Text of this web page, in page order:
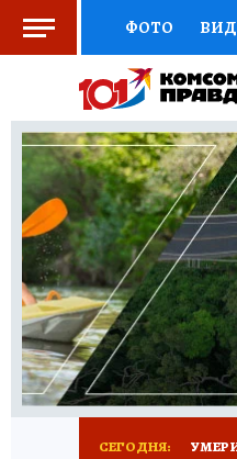
ФОТО
ВЫБОР
КНИЖНАЯ
ПРЕСС-
РАДИО КП
СЕГОДНЯ: УМЕР